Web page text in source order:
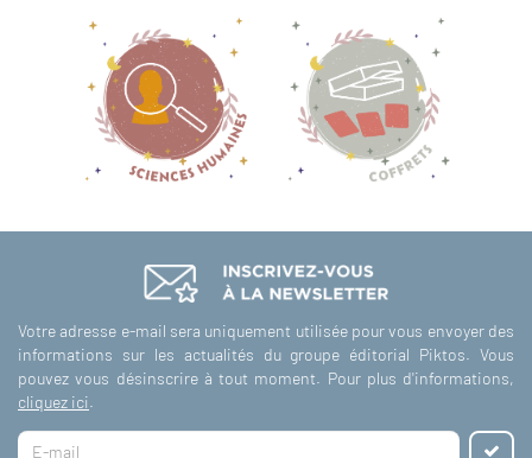
Votre adresse e-mail sera uniquement utilisée pour vous envoyer des
informations sur les actualités du groupe éditorial Piktos. Vous
pouvez vous désinscrire à tout moment. Pour plus d'informations,
cliquez ici.